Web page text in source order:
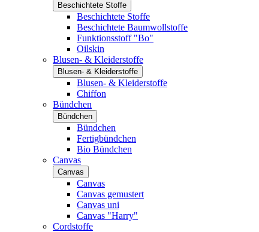
Beschichtete Stoffe
Beschichtete Stoffe
Beschichtete Baumwollstoffe
Funktionsstoff "Bo"
Oilskin
Blusen- & Kleiderstoffe
Blusen- & Kleiderstoffe
Blusen- & Kleiderstoffe
Chiffon
Bündchen
Bündchen
Bündchen
Fertigbündchen
Bio Bündchen
Canvas
Canvas
Canvas
Canvas gemustert
Canvas uni
Canvas "Harry"
Cordstoffe